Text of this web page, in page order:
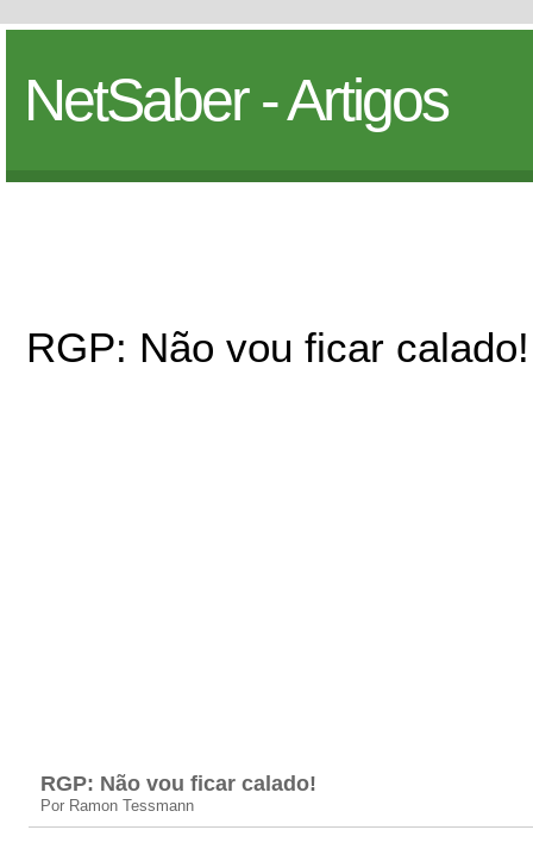
NetSaber - Artigos
RGP: Não vou ficar calado!
RGP: Não vou ficar calado!
Por Ramon Tessmann